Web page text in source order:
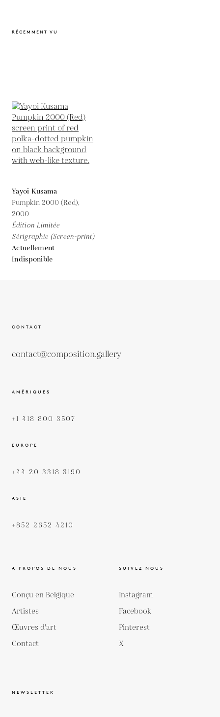
RÉCEMMENT VU
Yayoi Kusama
Pumpkin 2000 (Red),
2000
Édition Limitée
Sérigraphie (Screen-print)
Actuellement
Indisponible
CONTACT
contact@composition.gallery
AMÉRIQUES
+1 418 800 3507
EUROPE
+44 20 3318 3190
ASIE
+852 2652 4210
A PROPOS DE NOUS
Conçu en Belgique
Artistes
Œuvres d'art
Contact
SUIVEZ NOUS
Instagram
Facebook
Pinterest
X
NEWSLETTER